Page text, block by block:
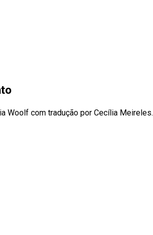
Woolf com tradução por Cecília Meireles.